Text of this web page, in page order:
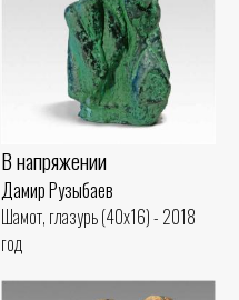
В напряжении
Дамир Рузыбаев
Шамот, глазурь (40x16) - 2018
год